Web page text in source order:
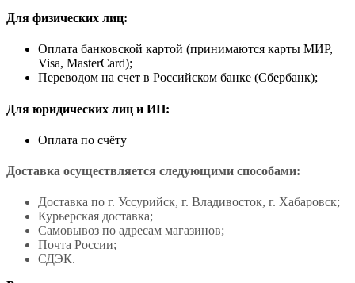
Для физических лиц:
Оплата банковской картой (принимаются карты МИР,
Visa, MasterCard);
Переводом на счет в Российском банке (Сбербанк);
Для юридических лиц и ИП:
Оплата по счёту
Доставка осуществляется следующими способами:
Доставка по г. Уссурийск, г. Владивосток, г. Хабаровск;
Курьерская доставка;
Самовывоз по адресам магазинов;
Почта России;
СДЭК.